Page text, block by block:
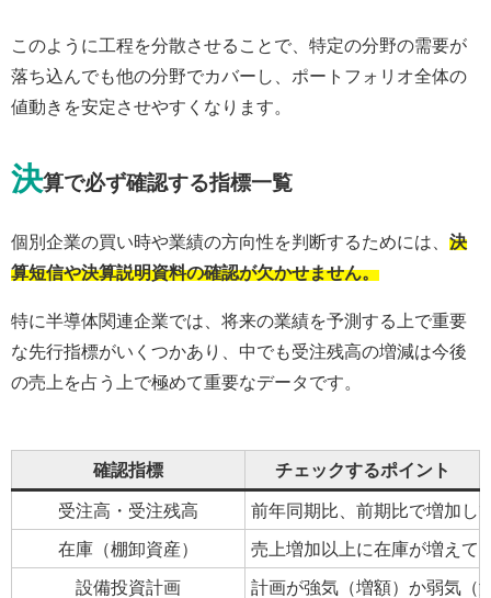
このように工程を分散させることで、特定の分野の需要が
落ち込んでも他の分野でカバーし、ポートフォリオ全体の
値動きを安定させやすくなります。
決算で必ず確認する指標一覧
個別企業の買い時や業績の方向性を判断するためには、 決
算短信や決算説明資料の確認が欠かせません。
特に半導体関連企業では、将来の業績を予測する上で重要
な先行指標がいくつかあり、中でも受注残高の増減は今後
の売上を占う上で極めて重要なデータです。
確認指標 チェックするポイント
受注高・受注残高 前年同期比、前期比で増加し
在庫（棚卸資産） 売上増加以上に在庫が増えて
設備投資計画 計画が強気（増額）か弱気（